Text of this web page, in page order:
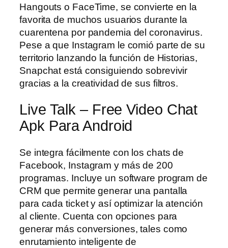
Hangouts o FaceTime, se convierte en la
favorita de muchos usuarios durante la
cuarentena por pandemia del coronavirus.
Pese a que Instagram le comió parte de su
territorio lanzando la función de Historias,
Snapchat está consiguiendo sobrevivir
gracias a la creatividad de sus filtros.
Live Talk – Free Video Chat
Apk Para Android
Se integra fácilmente con los chats de
Facebook, Instagram y más de 200
programas. Incluye un software program de
CRM que permite generar una pantalla
para cada ticket y así optimizar la atención
al cliente. Cuenta con opciones para
generar más conversiones, tales como
enrutamiento inteligente de